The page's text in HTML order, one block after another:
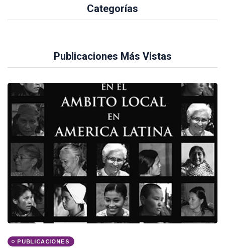
Categorías
Publicaciones Más Vistas
PUBLICACIONES